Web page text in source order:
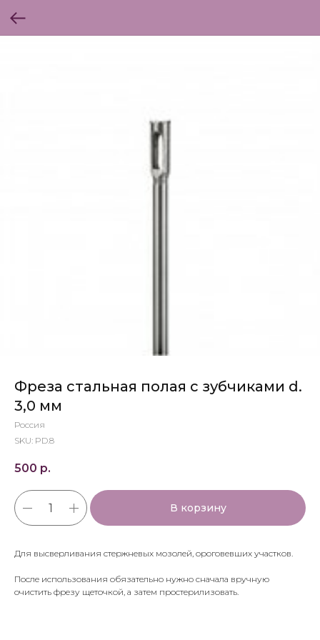
Фреза стальная полая с зубчиками d.
3,0 мм
Россия
SKU: PD.8
500 р.
В корзину
Для высверливания стержневых мозолей, ороговевших участков.
После использования обязательно нужно сначала вручную
очистить фрезу щеточкой, а затем простерилизовать.